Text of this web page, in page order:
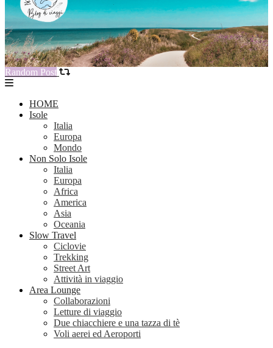
Random Post
HOME
Isole
Italia
Europa
Mondo
Non Solo Isole
Italia
Europa
Africa
America
Asia
Oceania
Slow Travel
Ciclovie
Trekking
Street Art
Attività in viaggio
Area Lounge
Collaborazioni
Letture di viaggio
Due chiacchiere e una tazza di tè
Voli aerei ed Aeroporti